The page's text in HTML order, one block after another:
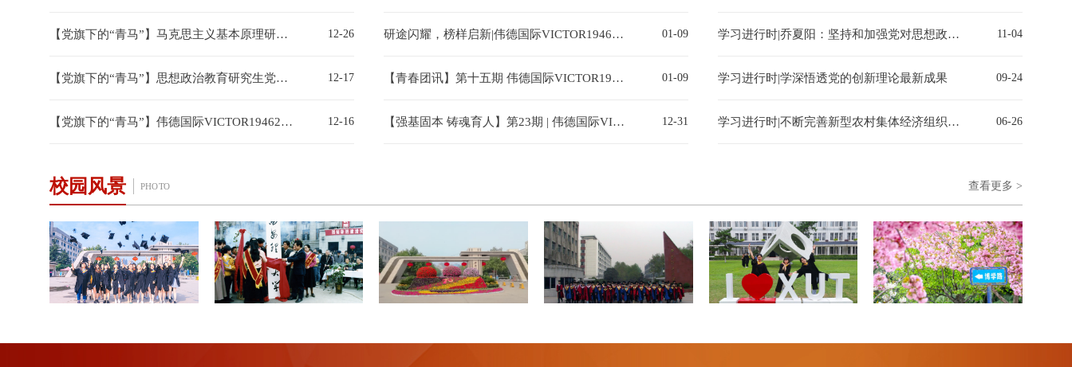
【党旗下的“青马”】马克思主义基本原理研究生党支部开展专题党日活动 12-26
【党旗下的“青马”】思想政治教育研究生党支部开展“以赛赋能强党性・以学铸魂显担当”主题党日活动 12-17
【党旗下的“青马”】伟德国际VICTOR19462025年秋季学期入党启蒙培训班圆满结课 12-16
研途闪耀，榜样启新|伟德国际VICTOR1946国家奖学金获得者风采展示（六） 01-09
【青春团讯】第十五期 伟德国际VICTOR1946第六届“新雁计划”团校培训实践环节圆满收官 01-09
【强基固本 铸魂育人】第23期 | 伟德国际VICTOR1946开展元旦节前安全教育暨宿舍安全排查 12-31
学习进行时|乔夏阳：坚持和加强党对思想政治工作的全面领导 11-04
学习进行时|学深悟透党的创新理论最新成果 09-24
学习进行时|不断完善新型农村集体经济组织联农带农机制 06-26
校园风景 PHOTO 查看更多 >